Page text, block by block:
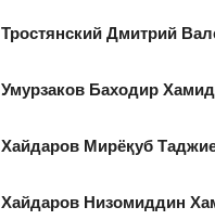
Тростянский Дмитрий
Умурзаков Баходир
Хайдаров Мирёқуб
Хайдаров Низомиддин